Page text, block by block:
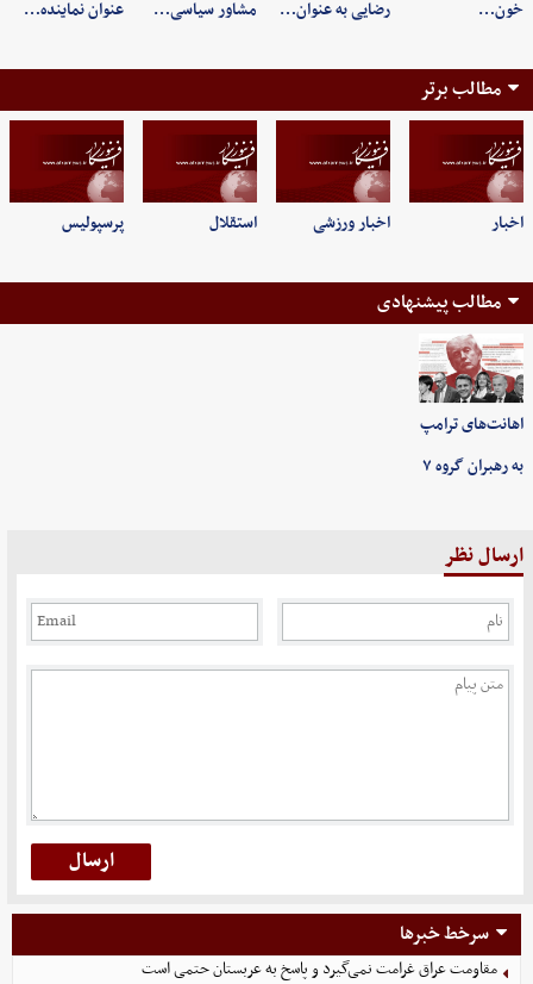
خون… رضایی به عنوان… مشاور سیاسی… عنوان نماینده…
مطالب برتر
اخبار اخبار ورزشی استقلال پرسپولیس
مطالب پیشنهادی
اهانت‌های ترامپ
به رهبران گروه ۷
ارسال نظر
سرخط خبرها
مقاومت عراق غرامت نمی‌گیرد و پاسخ به عربستان حتمی است